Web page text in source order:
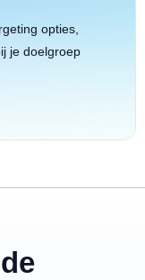
opties,
je doelgroep